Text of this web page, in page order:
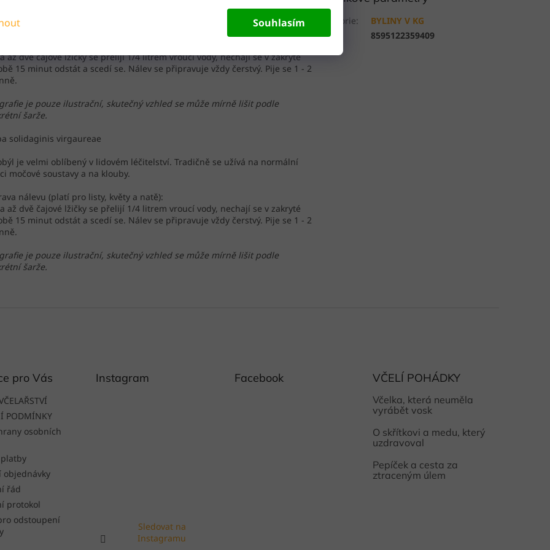
Souhlasím
je velmi oblíbený v lidovém léčitelství. Tradičně se užívá na normální
močové soustavy a na klouby.
až dvě čajové lžičky se přelijí 1/4 litrem vroucí vody, nechají se v zakryté
15 minut odstát a scedí se. Nálev se připravuje vždy čerstvý. Pije se 1 - 2
je pouze ilustrační, skutečný vzhled se může mírně lišit podle
šarže.
solidaginis virgaureae
je velmi oblíbený v lidovém léčitelství. Tradičně se užívá na normální
močové soustavy a na klouby.
nálevu (platí pro listy, květy a natě):
až dvě čajové lžičky se přelijí 1/4 litrem vroucí vody, nechají se v zakryté
15 minut odstát a scedí se. Nálev se připravuje vždy čerstvý. Pije se 1 - 2
je pouze ilustrační, skutečný vzhled se může mírně lišit podle
šarže.
Kategorie:
BYLINY V KG
EAN
8595122359409
pro Vás
PODMÍNKY
osobních
objednávky
řád
protokol
odstoupení
Instagram
Sledovat na
Instagramu
Facebook VČELÍ POHÁDKY
Včelka, která neuměla
vyrábět vosk
O skřítkovi a medu, který
uzdravoval
Pepíček a cesta za
ztraceným úlem